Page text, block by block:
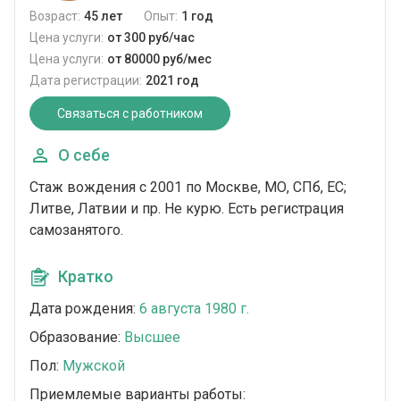
Возраст: 45 лет Опыт: 1 год
Цена услуги: от 300 руб/час
Цена услуги: от 80000 руб/мес
Дата регистрации: 2021 год
Связаться с работником
О себе
Стаж вождения с 2001 по Москве, МО, СПб, ЕС;
Литве, Латвии и пр. Не курю. Есть регистрация
самозанятого.
Кратко
Дата рождения: 6 августа 1980 г.
Образование: Высшее
Пол: Мужской
Приемлемые варианты работы: